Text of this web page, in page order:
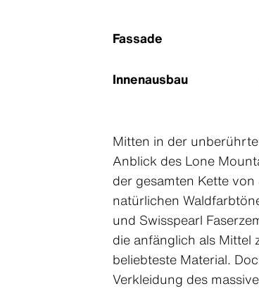
Fassade
Innenausbau
Mitten in der
Anblick des Lone
der gesamten Kette
natürlichen
und Swisspearl
die anfänglich als Mittel
beliebteste Material.
Verkleidung des